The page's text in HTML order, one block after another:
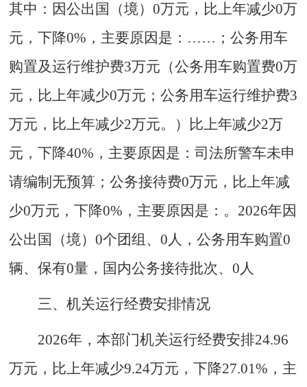
其中：因公出国（境）0万元，比上年减少0万
元，下降0%，主要原因是：……；公务用车
购置及运行维护费3万元（公务用车购置费0万
元，比上年减少0万元；公务用车运行维护费3
万元，比上年减少2万元。）比上年减少2万
元，下降40%，主要原因是：司法所警车未申
请编制无预算；公务接待费0万元，比上年减
少0万元，下降0%，主要原因是：。2026年因
公出国（境）0个团组、0人，公务用车购置0
辆、保有0量，国内公务接待批次、0人
三、机关运行经费安排情况
2026年，本部门机关运行经费安排24.96
万元，比上年减少9.24万元，下降27.01%，主